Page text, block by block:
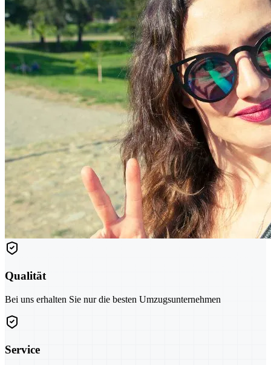
Qualität
Bei uns erhalten Sie nur die besten Umzugsunternehmen
Service